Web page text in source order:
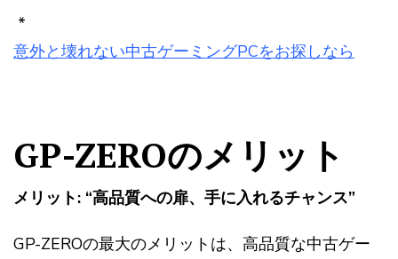
*
意外と壊れない中古ゲーミングPCをお探しなら
GP-ZEROのメリット
メリット: “高品質への扉、手に入れるチャンス”
GP-ZEROの最大のメリットは、高品質な中古ゲー